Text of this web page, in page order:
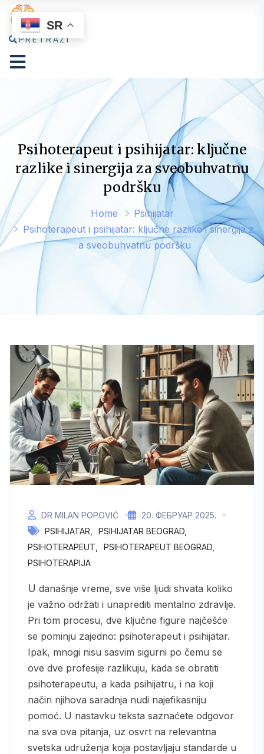
PRETRAŽI
Psihoterapeut i psihijatar: ključne
razlike i sinergija za sveobuhvatnu
podršku
Home
Psihijatar
Psihoterapeut i psihijatar: ključne razlike i sinergija z
a sveobuhvatnu podršku
DR MILAN POPOVIĆ
20. ФЕБРУАР 2025.
PSIHIJATAR
PSIHIJATAR BEOGRAD
PSIHOTERAPEUT
PSIHOTERAPEUT BEOGRAD
PSIHOTERAPIJA
U današnje vreme, sve više ljudi shvata koliko
je važno održati i unaprediti mentalno zdravlje.
Pri tom procesu, dve ključne figure najčešće
se pominju zajedno: psihoterapeut i psihijatar.
Ipak, mnogi nisu sasvim sigurni po čemu se
ove dve profesije razlikuju, kada se obratiti
psihoterapeutu, a kada psihijatru, i na koji
način njihova saradnja nudi najefikasniju
pomoć. U nastavku teksta saznaćete odgovor
na sva ova pitanja, uz osvrt na relevantna
svetska udruženja koja postavljaju standarde u
SR